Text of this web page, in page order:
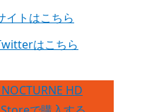
イトはこちら
はこちら
HD